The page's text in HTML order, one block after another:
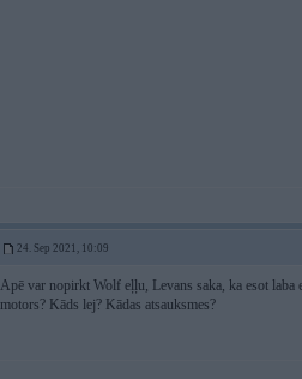
24. Sep 2021, 10:09
Apē var nopirkt Wolf eļļu, Levans saka, ka esot
motors? Kāds lej? Kādas atsauksmes?